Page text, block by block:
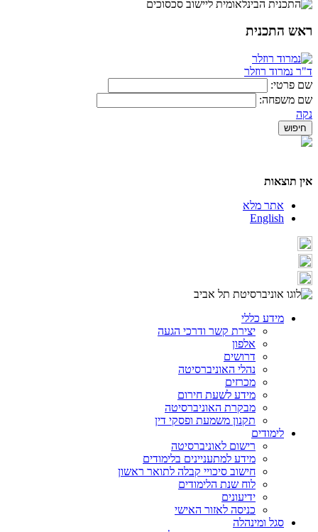
ראש התכנית
ד"ר נמרוד רוזלר
שם פרטי:
שם משפחה:
נקה
אין תוצאות
אתר מלא
English
מידע כללי
יצירת קשר ודרכי הגעה
אלפון
דרושים
נהלי האוניברסיטה
מכרזים
מידע לשעת חירום
מבקרת האוניברסיטה
תקנון משמעת ופסקי דין
לימודים
רישום לאוניברסיטה
מידע למתעניינים בלימודים
חישוב סיכויי קבלה לתואר ראשון
לוח שנת הלימודים
ידיעונים
כניסה לאזור האישי
סגל ומינהלה